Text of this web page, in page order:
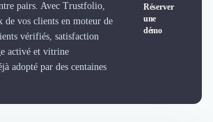
pairs. Avec Trustfolio,
de vos clients en moteur de
vérifiés, satisfaction
activé et vitrine
adopté par des centaines
Réserver
une
démo